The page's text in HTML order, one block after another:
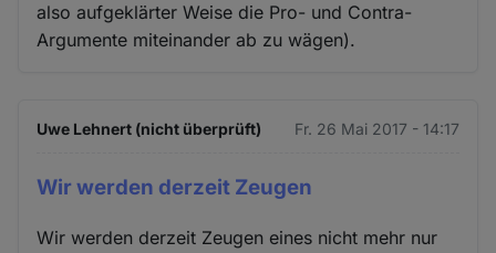
also aufgeklärter Weise die Pro- und Contra-
Argumente miteinander ab zu wägen).
Uwe Lehnert (nicht überprüft) Fr. 26 Mai 2017 - 14:17
Wir werden derzeit Zeugen
Wir werden derzeit Zeugen eines nicht mehr nur